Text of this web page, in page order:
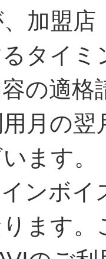
加盟店
タイ
の適
月の
ます。
ンボイ
ます